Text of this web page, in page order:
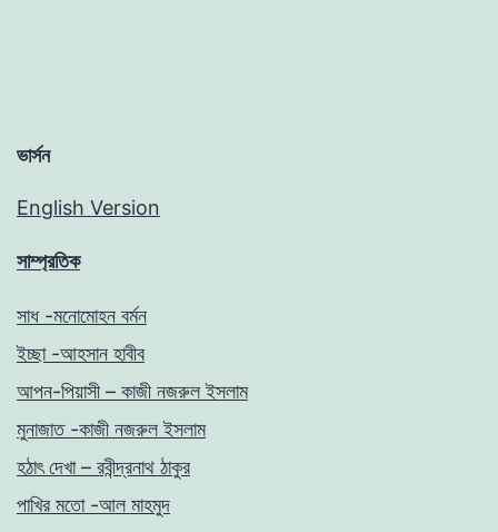
ভার্সন
English Version
সাম্প্রতিক
সাধ -মনোমোহন বর্মন
ইচ্ছা -আহসান হাবীব
আপন-পিয়াসী – কাজী নজরুল ইসলাম
মুনাজাত -কাজী নজরুল ইসলাম
হঠাৎ দেখা – রবীন্দ্রনাথ ঠাকুর
পাখির মতো -আল মাহমুদ